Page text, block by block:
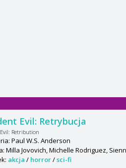
Evil: Retrybucja
Evil: Retribution
Paul W.S. Anderson
Milla Jovovich, Michelle Rodriguez,
akcja / horror/sci-fi